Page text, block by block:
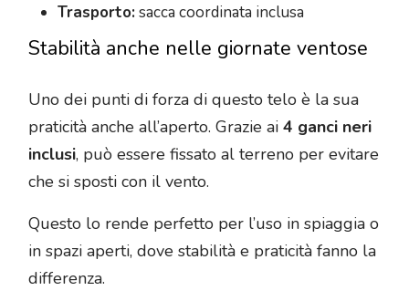
Trasporto: sacca coordinata inclusa
Stabilità anche nelle giornate ventose
Uno dei punti di forza di questo telo è la sua
praticità anche all’aperto. Grazie ai 4 ganci neri
inclusi, può essere fissato al terreno per evitare
che si sposti con il vento.
Questo lo rende perfetto per l’uso in spiaggia o
in spazi aperti, dove stabilità e praticità fanno la
differenza.